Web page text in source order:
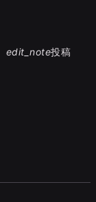
edit_note投稿